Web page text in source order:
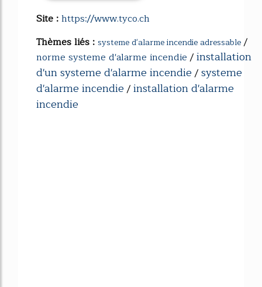
Site :https://www.tyco.ch
Thèmes liés : systeme d'alarme incendie adressable/
norme systeme d'alarme incendie/installation
d'un systeme d'alarme incendie/systeme
d'alarme incendie/installation d'alarme
incendie